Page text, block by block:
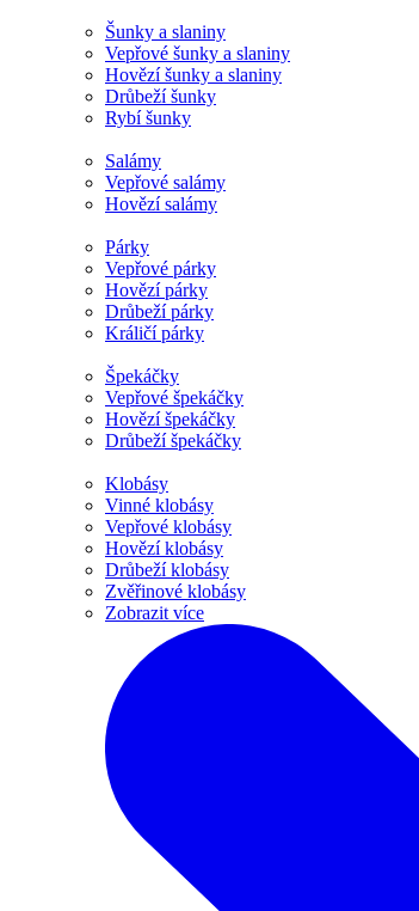
Šunky a slaniny
Vepřové šunky a slaniny
Hovězí šunky a slaniny
Drůbeží šunky
Rybí šunky
Salámy
Vepřové salámy
Hovězí salámy
Párky
Vepřové párky
Hovězí párky
Drůbeží párky
Králičí párky
Špekáčky
Vepřové špekáčky
Hovězí špekáčky
Drůbeží špekáčky
Klobásy
Vinné klobásy
Vepřové klobásy
Hovězí klobásy
Drůbeží klobásy
Zvěřinové klobásy
Zobrazit více